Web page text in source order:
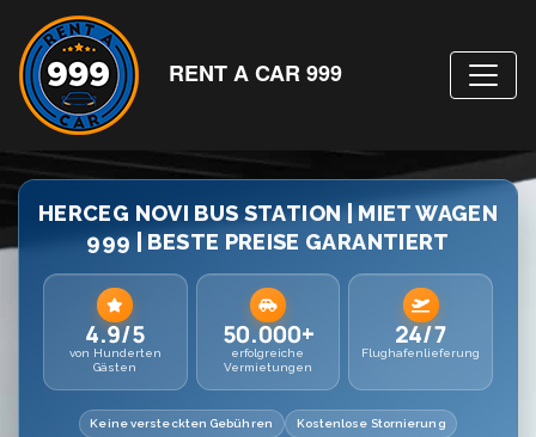
RENT A CAR 999
HERCEG NOVI BUS STATION | MIET WAGEN
999 | BESTE PREISE GARANTIERT
4.9/5
von Hunderten
Gästen
50.000+
erfolgreiche
Vermietungen
24/7
Flughafenlieferung
Keine versteckten Gebühren Kostenlose Stornierung